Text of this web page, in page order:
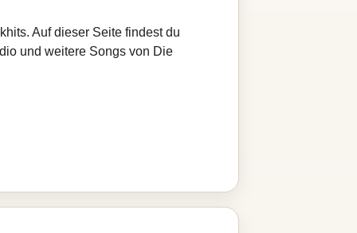
Auf dieser Seite findest du
und weitere Songs von Die